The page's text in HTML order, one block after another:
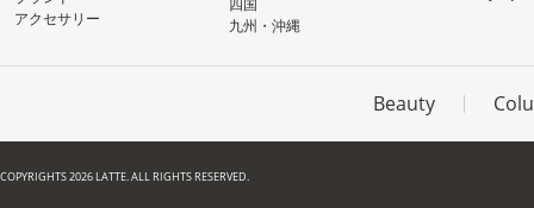
アクセサリー
四国
九州・沖縄
Beauty
COPYRIGHTS 2026 LATTE. ALL RIGHTS RESERVED.